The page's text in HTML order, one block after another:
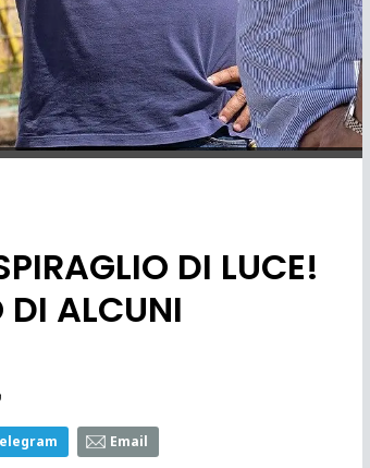
DI LUCE!
ALCUNI
Email